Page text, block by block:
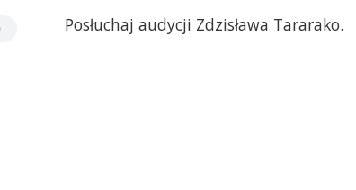
Posłuchaj audycji Zdzisława Tararako.